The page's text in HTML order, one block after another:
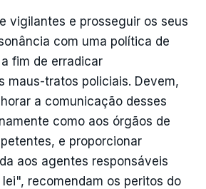
vigilantes e prosseguir os seus
com uma política de
fim de erradicar
maus-tratos policiais. Devem,
a comunicação desses
como aos órgãos de
e proporcionar
aos agentes responsáveis
recomendam os peritos do